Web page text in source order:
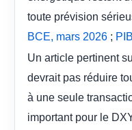
toute prévision
BCE, mars 2026 ;
Un article pertinent
devrait pas réduire
à une seule
important pour le